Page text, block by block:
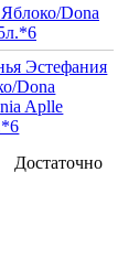
Dona
Достаточно